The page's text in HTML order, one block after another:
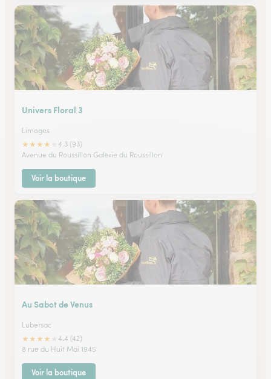
Univers Floral 3
Limoges
★★★★
4.3 (93)
Avenue du Roussillon Galerie du Roussillon
Voir la boutique
Au Sabot de Venus
Lubersac
★★★★
4.4 (42)
8 rue du Huit Mai 1945
Voir la boutique